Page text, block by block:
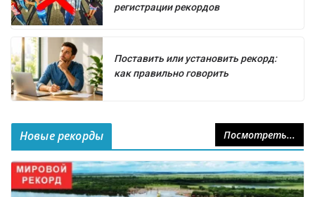
регистрации рекордов
Поставить или установить рекорд:
как правильно говорить
Новые рекорды Посмотреть...